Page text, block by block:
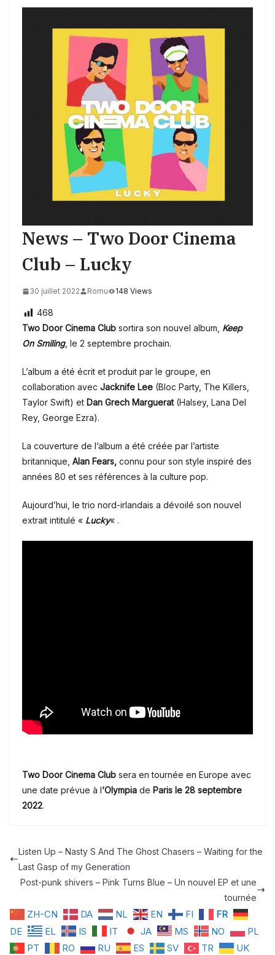
News – Two Door Cinema
Club – Lucky
30 juillet 2022 Romu 148 Views
468
Two Door Cinema Club sortira son nouvel album, Keep
On Smiling, le 2 septembre prochain.
L’album a été écrit et produit par le groupe, en
collaboration avec Jacknife Lee (Bloc Party, The Killers,
Taylor Swift) et Dan Grech Marguerat(Halsey, Lana Del
Rey, George Ezra).
La couverture de l’album a été créée par l’artiste
britannique, Alan Fears, connu pour son style inspiré des
années 80 et ses références à la culture pop.
Aujourd’hui, le trio nord-irlandais a dévoilé son nouvel
extrait intitulé « Lucky« .
Two Door Cinema Club sera en tournée en Europe avec
une date prévue à l‘Olympia de Paris le 28 septembre
2022.
Listen Up – Nasty S And The Ghost Chasers – Waiting for the
Last Gasp of my Generation
Post-punk shivers – Pink Turns Blue – Un nouvel EP et une
tournée
ZH-CN DA NL EN FI
FR
DE
EL IS IT JA MS NO
PL
PT
RO RU ES SV TR UK